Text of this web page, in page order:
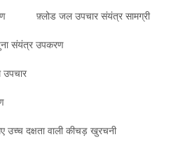
फ़्लोड जल उपचार संयंत्र सामग्री
संयंत्र उपकरण
दक्षता वाली कीचड़ खुरचनी